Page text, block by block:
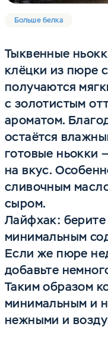
Больше белка
Тыквенные
клёцки из пюре
получаются
с золотистым
ароматом.
остаётся
готовые ньокки
на вкус.
сливочным
сыром.
Лайфхак:
минимальным
Если же пюре
добавьте
Таким образом
минимальным и
нежными и